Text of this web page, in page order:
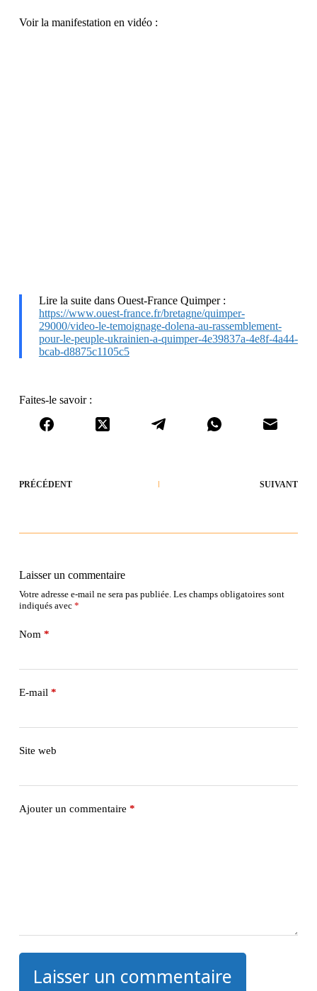
Voir la manifestation en vidéo :
Lire la suite dans Ouest-France Quimper :
https://www.ouest-france.fr/bretagne/quimper-
29000/video-le-temoignage-dolena-au-rassemblement-
pour-le-peuple-ukrainien-a-quimper-4e39837a-4e8f-4a44-
bcab-d8875c1105c5
Faites-le savoir :
PRÉCÉDENT SUIVANT
Laisser un commentaire
Votre adresse e-mail ne sera pas publiée. Les champs obligatoires sont
indiqués avec *
Nom*
E-mail*
Site web
Ajouter un commentaire *
Laisser un commentaire